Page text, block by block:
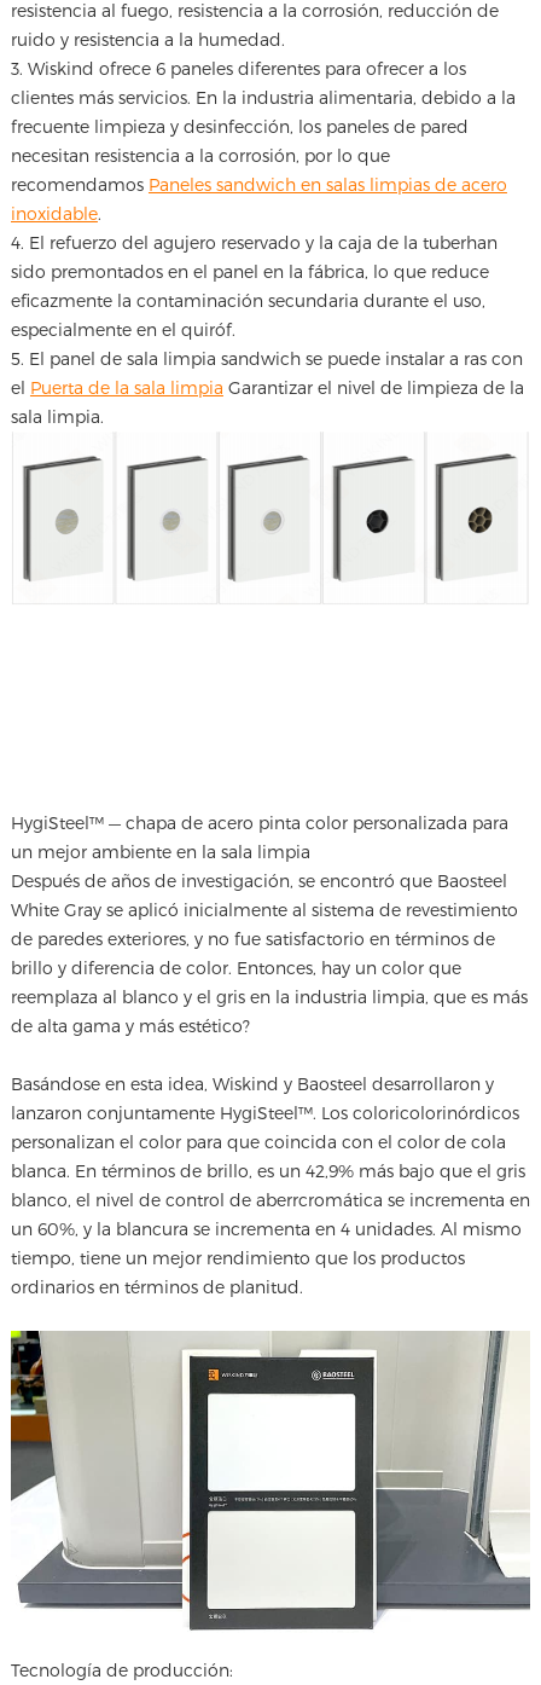
resistencia al fuego, resistencia a la corrosión, reducción de
ruido y resistencia a la humedad.
3. Wiskind ofrece 6 paneles diferentes para ofrecer a los
clientes más servicios. En la industria alimentaria, debido a la
frecuente limpieza y desinfección, los paneles de pared
necesitan resistencia a la corrosión, por lo que
recomendamos Paneles sandwich en salas limpias de acero
inoxidable.
4. El refuerzo del agujero reservado y la caja de la tuberhan
sido premontados en el panel en la fábrica, lo que reduce
eficazmente la contaminación secundaria durante el uso,
especialmente en el quiróf.
5. El panel de sala limpia sandwich se puede instalar a ras con
el Puerta de la sala limpia Garantizar el nivel de limpieza de la
sala limpia.
HygiSteel™ — chapa de acero pinta color personalizada para
un mejor ambiente en la sala limpia
Después de años de investigación, se encontró que Baosteel
White Gray se aplicó inicialmente al sistema de revestimiento
de paredes exteriores, y no fue satisfactorio en términos de
brillo y diferencia de color. Entonces, hay un color que
reemplaza al blanco y el gris en la industria limpia, que es más
de alta gama y más estético?
Basándose en esta idea, Wiskind y Baosteel desarrollaron y
lanzaron conjuntamente HygiSteel™. Los coloricolorinórdicos
personalizan el color para que coincida con el color de cola
blanca. En términos de brillo, es un 42,9% más bajo que el gris
blanco, el nivel de control de aberrcromática se incrementa en
un 60%, y la blancura se incrementa en 4 unidades. Al mismo
tiempo, tiene un mejor rendimiento que los productos
ordinarios en términos de planitud.
Tecnología de producción: